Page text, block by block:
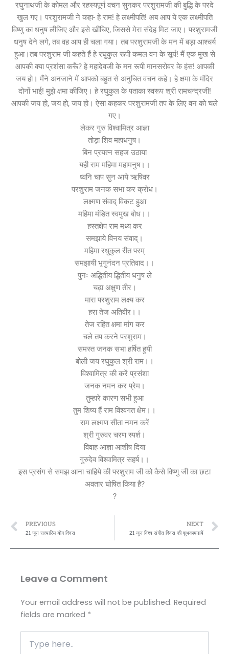
रघुनाथजी के कोमल और रहस्यपूर्ण वचन सुनकर परशुरामजी की बुद्धि के परदे
खुल गए। परशुरामजी ने कहा- हे राम! हे लक्ष्मीपति! अब आप ये एक लक्ष्मीपति
विष्णु का धनुष लीजिए और इसे खींचिए, जिससे मेरा संदेह मिट जाए। परशुरामजी
धनुष देने लगे, तब वह आप ही चला गया। तब परशुरामजी के मन में बड़ा आश्चर्य
हुआ।तब परशुराम जी कहते हैं हे रघुकुल रूपी कमल वन के सूर्य! मैं एक मुख से
आपकी क्या प्रशंसा करूँ? हे महादेवजी के मन रूपी मानसरोवर के हंस! आपकी
जय हो। मैंने अनजाने में आपको बहुत से अनुचित वचन कहे। हे क्षमा के मंदिर
दोनों भाई! मुझे क्षमा कीजिए। हे रघुकुल के पताका स्वरूप श्री रामचन्द्रजी!
आपकी जय हो, जय हो, जय हो। ऐसा कहकर परशुरामजी तप के लिए वन को चले
गए।
लेकर गुरु विश्वामित्र आज्ञा
तोड़ा शिव महाधनुष।
बिन प्रयत्न सहज उठाया
यही राम महिमा महामनुष।।
ध्वनि चाप सुन आये ऋषिवर
परशुराम जनक सभा कर क्रोध।
लक्ष्मण संवाद् विकट हुआ
महिमा मंडित स्वमुख बोध।।
हस्तक्षेप राम मध्य कर
समझाये विनय संवाद्।
महिमा रधुकुल रीत परम्
समझायी भृगुनंदन प्रतिवाद।।
पुनः अद्धितीय द्धितीय धनुष ले
चढ़ा अक्षुण तीर।
मारा परशुराम लक्ष्य कर
हरा तेज अतिवीर।।
तेज रहित क्षमा मांग कर
चले तप करने परशुराम।
समस्त जनक सभा हर्षित हुयी
बोली जय रघुकुल श्री राम।।
विश्वामित्र की करें प्रसंशा
जनक नमन कर प्रेम।
तुम्हारे कारण सभी हुआ
तुम शिष्य हैं राम विश्वगत क्षेम।।
राम लक्ष्मण सीता नमन करें
श्री गुरुवर चरण स्पर्श।
विवाह आज्ञा आशीष दिया
गुरुदेव विश्वामित्र सहर्ष।।
इस प्रसंग से समझ आना चाहिये की परशुराम जी को कैसे विष्णु जी का छटा
अवतार घोषित किया है?
?
Prev
PREVIOUS
21 जून सत्यास्मि योग दिवस
NEXT
21 जून विश्व संगीत दिवस की शुभकामनायें
Leave a Comment
Your email address will not be published. Required
fields are marked *
here..